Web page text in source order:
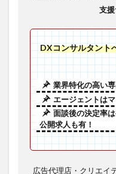
支
DXコンサルタント
業界特化の高い
エージェントは
面談後の決定率
公開求人も有！
広告代理店・クリエイ